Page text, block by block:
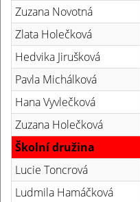
Zuzana Novotná
Zlata Holečková
Hedvika Jirušková
Pavla Michálková
Hana Vyvlečková
Zuzana Holečková
Školní družina
Lucie Toncrová
Ludmila Hamáčková